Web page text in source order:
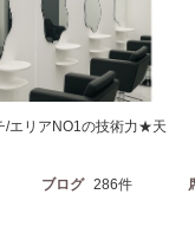
/エリアNO1の技術力★天
ブログ 286件